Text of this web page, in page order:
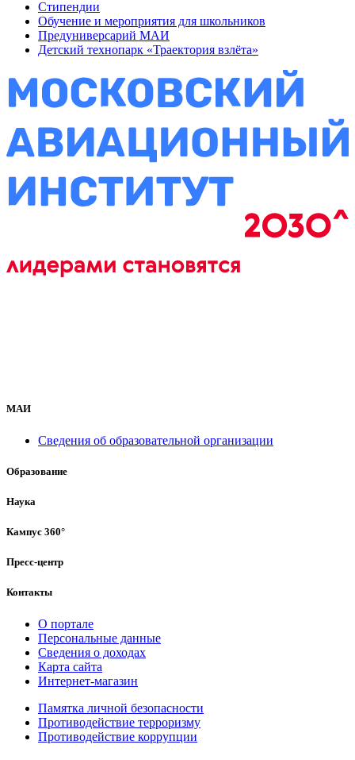
Стипендии
Обучение и мероприятия для школьников
Предуниверсарий МАИ
Детский технопарк «Траектория взлёта»
МАИ
Сведения об образовательной организации
Образование
Наука
Кампус 360°
Пресс-центр
Контакты
О портале
Персональные данные
Сведения о доходах
Карта сайта
Интернет-магазин
Памятка личной безопасности
Противодействие терроризму
Противодействие коррупции